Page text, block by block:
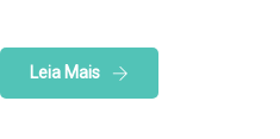
Leia Mais